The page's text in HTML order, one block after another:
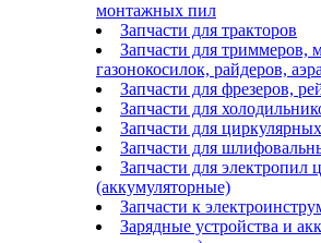
монтажных пил
Запчасти для тракторов
Запчасти для триммеров,
газонокосилок, райдеров,
Запчасти для фрезеров,
Запчасти для
Запчасти для
Запчасти для
Запчасти для электропил
(аккумуляторные)
Запчасти к
Зарядные устройства и